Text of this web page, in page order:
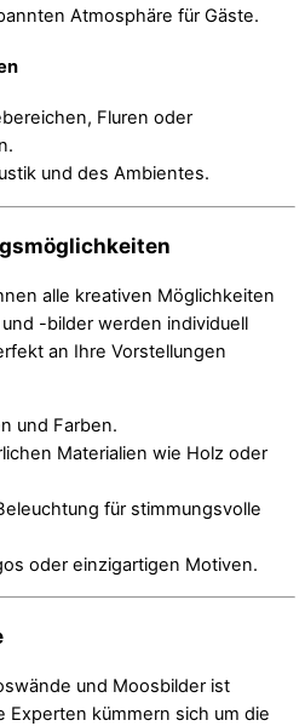
Atmosphäre für Gäste.
Fluren oder
und des Ambientes.
alle kreativen Möglichkeiten
-bilder werden individuell
an Ihre Vorstellungen
und Farben.
Materialien wie Holz oder
für stimmungsvolle
oder einzigartigen Motiven.
und Moosbilder ist
Experten kümmern sich um die